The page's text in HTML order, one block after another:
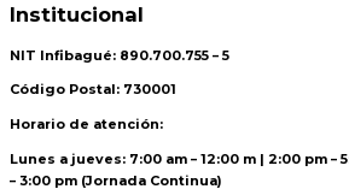
Institucional
NIT Infibagué: 890.700.755 – 5
Código Postal: 730001
Horario de atención:
Lunes a jueves: 7:00 am – 12:00 m | 2:00 pm –
– 3:00 pm (Jornada Continua)